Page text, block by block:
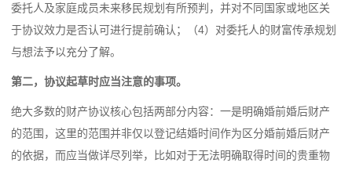
委托人及家庭成员未来移民规划有所预判，并对不同国家或地区关
于协议效力是否认可进行提前确认；（4）对委托人的财富传承规划
与想法予以充分了解。
第二，协议起草时应当注意的事项。
绝大多数的财产协议核心包括两部分内容：一是明确婚前婚后财产
的范围，这里的范围并非仅以登记结婚时间作为区分婚前婚后财产
的依据，而应当做详尽列举，比如对于无法明确取得时间的贵重物